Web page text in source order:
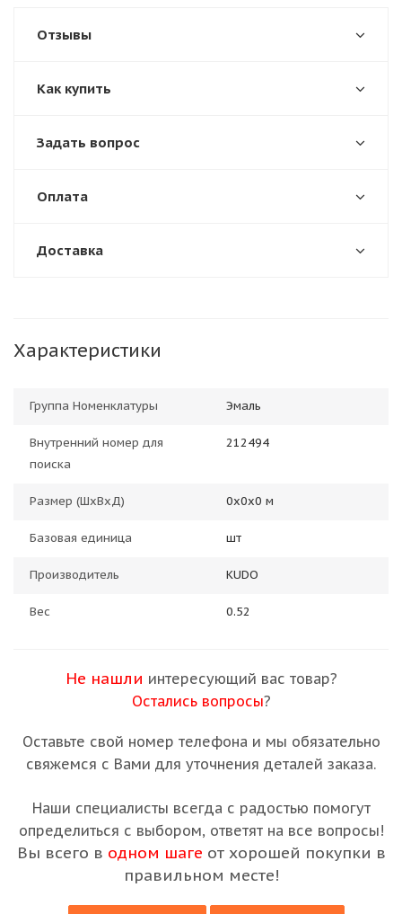
Отзывы
Как купить
Задать вопрос
Оплата
Доставка
Характеристики
Группа Номенклатуры Эмаль
Внутренний номер для
поиска
212494
Размер (ШхВхД) 0х0х0 м
Базовая единица шт
Производитель KUDO
Вес 0.52
Не нашли интересующий вас товар?
Остались вопросы?
Оставьте свой номер телефона и мы обязательно
свяжемся с Вами для уточнения деталей заказа.
Наши специалисты всегда с радостью помогут
определиться с выбором, ответят на все вопросы!
Вы всего в одном шаге от хорошей покупки в
правильном месте!